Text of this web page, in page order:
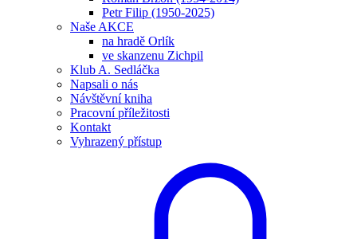
Petr Filip (1950-2025)
Naše AKCE
na hradě Orlík
ve skanzenu Zichpil
Klub A. Sedláčka
Napsali o nás
Návštěvní kniha
Pracovní příležitosti
Kontakt
Vyhrazený přístup